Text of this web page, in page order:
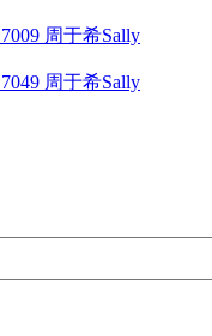
周于希Sally
周于希Sally